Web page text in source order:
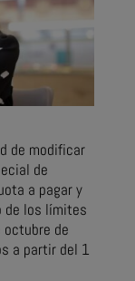
de modificar
de
a pagar y
de los límites
de
a partir del 1